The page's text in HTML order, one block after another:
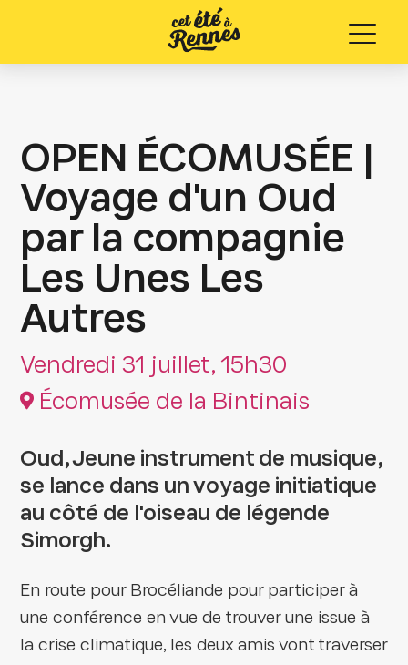
Menu
OPEN ÉCOMUSÉE |
Voyage d'un Oud
par la compagnie
Les Unes Les
Autres
Vendredi 31 juillet, 15h30
Écomusée de la Bintinais
Oud, Jeune instrument de musique,
se lance dans un voyage initiatique
au côté de l'oiseau de légende
Simorgh.
En route pour Brocéliande pour participer à
une conférence en vue de trouver une issue à
la crise climatique, les deux amis vont traverser